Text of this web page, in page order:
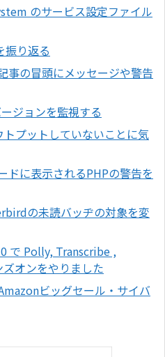
のサービス設定ファイル
振り返る
事の冒頭にメッセージや警告
ジョンを監視する
プットしていないことに気
ドに表示されるPHPの警告を
の未読バッヂの対象を変
で Polly, Transcribe ,
オンをやりました
ビッグセール・サイバ